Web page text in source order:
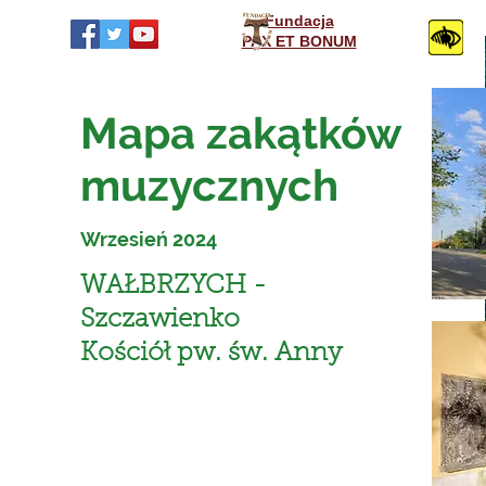
Fundacja
PAX ET BONUM
Mapa zakątków
muzycznych
Wrzesień 2024
WAŁBRZYCH -
Szczawienko
Kościół pw. św. Anny